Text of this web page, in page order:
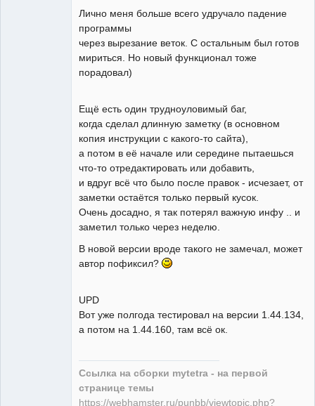
Лично меня больше всего удручало падение
программы
через вырезание веток. С остальным был готов
мириться. Но новый функционал тоже
порадовал)
Ещё есть один трудноуловимый баг,
когда сделал длинную заметку (в основном
копия инструкции с какого-то сайта),
а потом в её начале или середине пытаешься
что-то отредактировать или добавить,
и вдруг всё что было после правок - исчезает, от
заметки остаётся только первый кусок.
Очень досадно, я так потерял важную инфу .. и
заметил только через неделю.
В новой версии вроде такого не замечал, может
автор пофиксил?
UPD
Вот уже полгода тестировал на версии 1.44.134,
а потом на 1.44.160, там всё ок.
Ссылка на сборки mytetra - на первой
странице темы
https://webhamster.ru/punbb/viewtopic.php?